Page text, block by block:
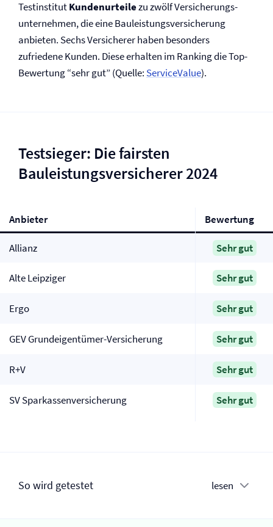
TestinstitutKundenurteilezu zwölf Versicherungs­
unternehmen, die eine Bauleistungs­versicherung
anbieten. Sechs Versicherer haben besonders
zufriedene Kunden. Diese erhalten im Ranking die Top-
Bewertung “sehr gut” (Quelle: ServiceValue).
Testsieger: Die fairsten
Bauleistungs­versicherer 2024
Anbieter Bewertung
Allianz Sehr gut
Alte Leipziger Sehr gut
Ergo Sehr gut
GEV Grundeigentümer-Versicherung Sehr gut
R+V Sehr gut
SV Sparkassen­versicherung Sehr gut
So wird getestet lesen